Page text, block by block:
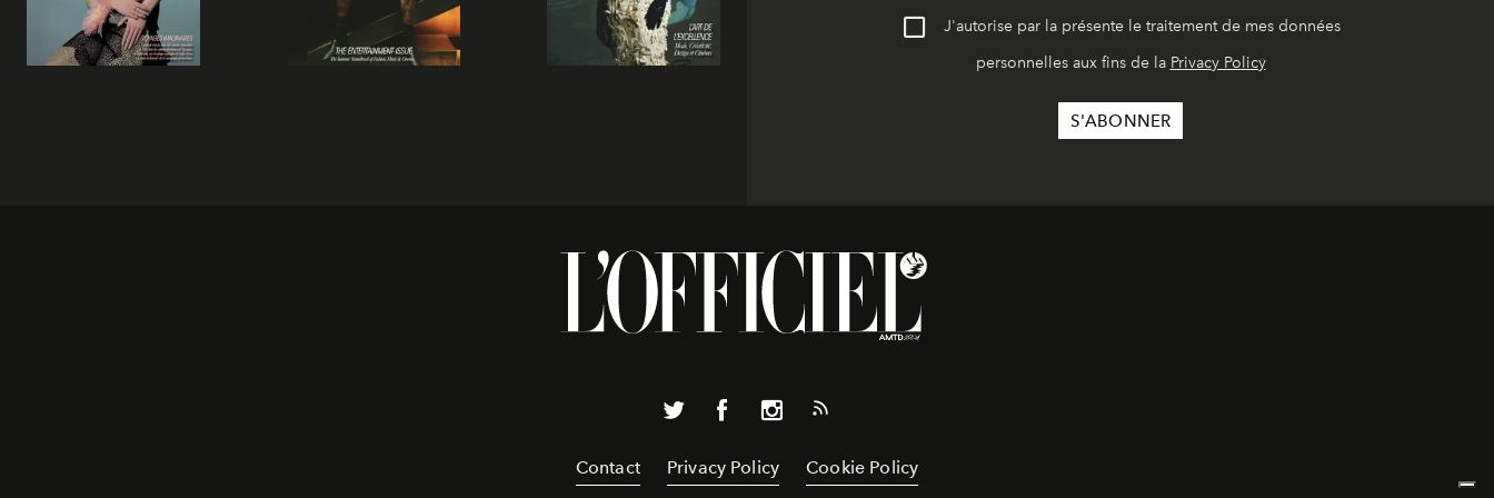
J'autorise par la présente le traitement de mes données
personnelles aux fins de la Privacy Policy
Contact Privacy Policy Cookie Policy